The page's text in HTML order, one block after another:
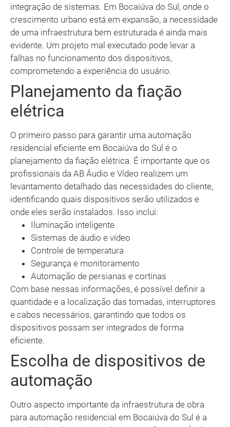
integração de sistemas. Em Bocaiúva do Sul, onde o
crescimento urbano está em expansão, a necessidade
de uma infraestrutura bem estruturada é ainda mais
evidente. Um projeto mal executado pode levar a
falhas no funcionamento dos dispositivos,
comprometendo a experiência do usuário.
Planejamento da fiação
elétrica
O primeiro passo para garantir uma automação
residencial eficiente em Bocaiúva do Sul é o
planejamento da fiação elétrica. É importante que os
profissionais da AB Áudio e Vídeo realizem um
levantamento detalhado das necessidades do cliente,
identificando quais dispositivos serão utilizados e
onde eles serão instalados. Isso inclui:
Iluminação inteligente
Sistemas de áudio e vídeo
Controle de temperatura
Segurança e monitoramento
Automação de persianas e cortinas
Com base nessas informações, é possível definir a
quantidade e a localização das tomadas, interruptores
e cabos necessários, garantindo que todos os
dispositivos possam ser integrados de forma
eficiente.
Escolha de dispositivos de
automação
Outro aspecto importante da infraestrutura de obra
para automação residencial em Bocaiúva do Sul é a